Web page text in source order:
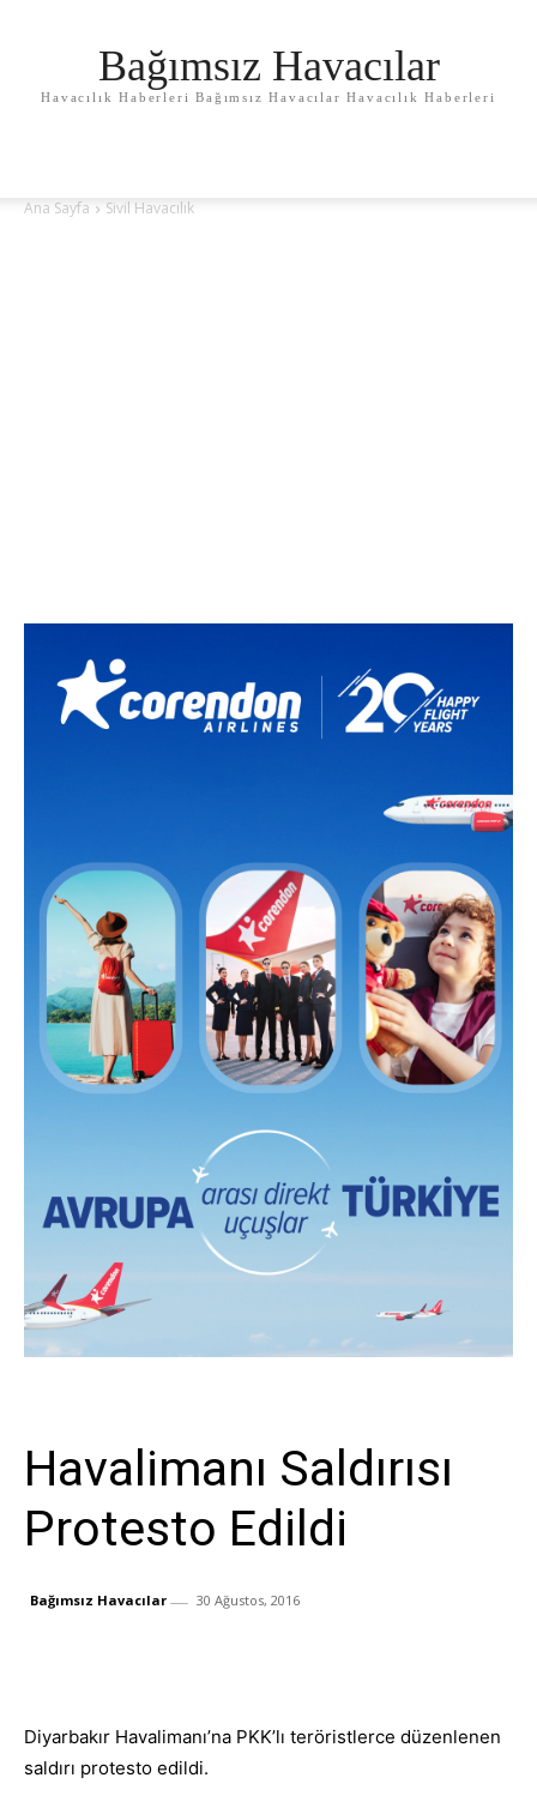
Bağımsız Havacılar
Havacılık Haberleri Bağımsız Havacılar Havacılık Haberleri
Ana Sayfa Sivil Havacılık
Havalimanı Saldırısı
Protesto Edildi
Bağımsız Havacılar 30 Ağustos, 2016
Diyarbakır Havalimanı’na PKK’lı teröristlerce düzenlenen
saldırı protesto edildi.